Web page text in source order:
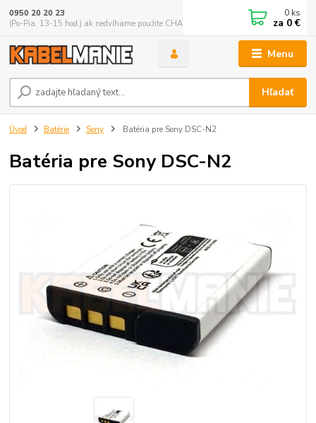
Menu
Hľadať
0950 20 20 23
(Po-Pia, 13-15 hod.) ak nedvíhame použite CHATBOX
0 ks
za 0 €
Úvod Batérie Sony Batéria pre Sony DSC-N2
Batéria pre Sony DSC-N2